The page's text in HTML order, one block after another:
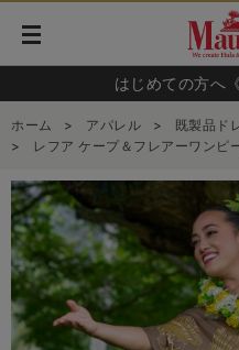
はじめての方へ
ホーム > アパレル >
既製品ド
>
レフア ケープ＆フレアーワンピ